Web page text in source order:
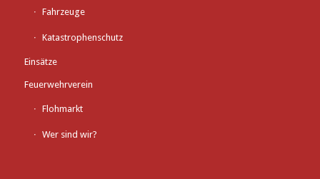
Fahrzeuge
Katastrophenschutz
Einsätze
Feuerwehrverein
Flohmarkt
Wer sind wir?